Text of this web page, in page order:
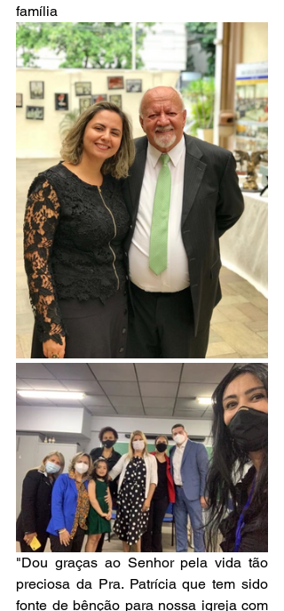
família
"Dou graças ao Senhor pela vida tão
preciosa da Pra. Patrícia que tem sido
fonte de bênção para nossa igreja com